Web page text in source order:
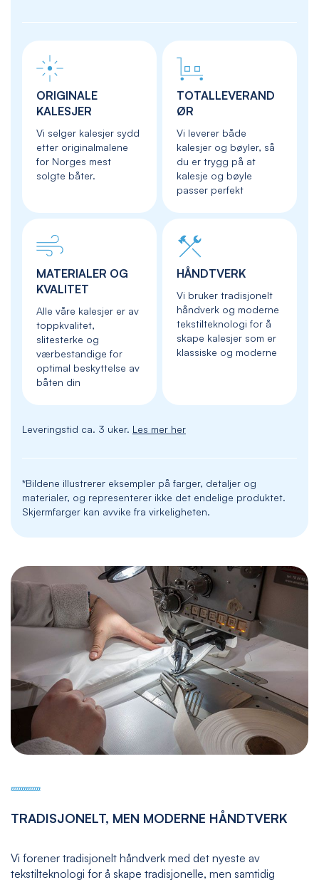
ORIGINALE
KALESJER
Vi selger kalesjer sydd
etter originalmalene
for Norges mest
solgte båter.
TOTALLEVERAND
ØR
Vi leverer både
kalesjer og bøyler, så
du er trygg på at
kalesje og bøyle
passer perfekt
MATERIALER OG
KVALITET
Alle våre kalesjer er av
toppkvalitet,
slitesterke og
værbestandige for
optimal beskyttelse av
båten din
HÅNDTVERK
Vi bruker tradisjonelt
håndverk og moderne
tekstilteknologi for å
skape kalesjer som er
klassiske og moderne
Leveringstid ca. 3 uker. Les mer her
*Bildene illustrerer eksempler på farger, detaljer og
materialer, og representerer ikke det endelige produktet.
Skjermfarger kan avvike fra virkeligheten.
TRADISJONELT, MEN MODERNE HÅNDTVERK
Vi forener tradisjonelt håndverk med det nyeste av
tekstilteknologi for å skape tradisjonelle, men samtidig